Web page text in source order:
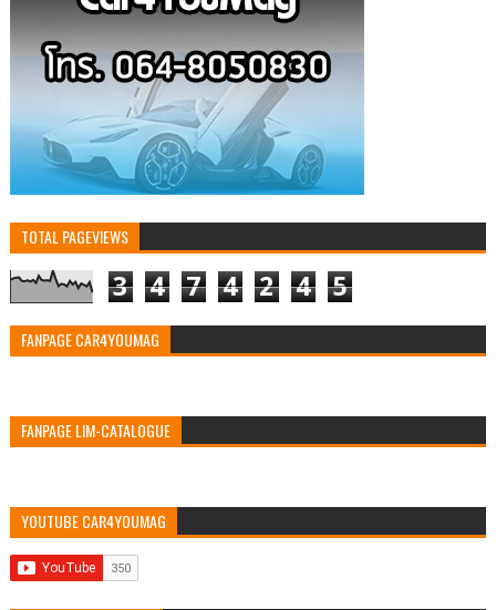
TOTAL PAGEVIEWS
3 4 7 4 2 4 5
FANPAGE CAR4YOUMAG
FANPAGE LIM-CATALOGUE
YOUTUBE CAR4YOUMAG